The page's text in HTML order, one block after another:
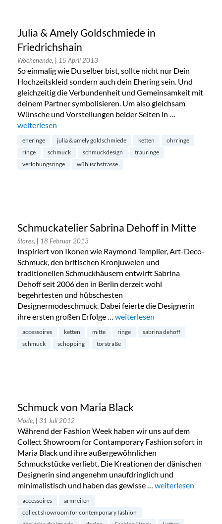
Julia & Amely Goldschmiede in
Friedrichshain
Wochenende, | 15 April 2013
So einmalig wie Du selber bist, sollte nicht nur Dein
Hochzeitskleid sondern auch dein Ehering sein. Und
gleichzeitig die Verbundenheit und Gemeinsamkeit mit
deinem Partner symbolisieren. Um also gleichsam
Wünsche und Vorstellungen beider Seiten in …
„Julia & Amely Goldschmiede in Friedrichshain“
weiterlesen
eheringe julia & amely goldschmiede ketten
ohrringe
ringe
schmuck schmuckdesign
trauringe
verlobungsringe
wühlischstrasse
Schmuckatelier Sabrina Dehoff in Mitte
Stores, | 18 Februar 2013
Inspiriert von Ikonen wie Raymond Templier, Art-Deco-
Schmuck, den britischen Kronjuwelen und
traditionellen Schmuckhäusern entwirft Sabrina
Dehoff seit 2006 den in Berlin derzeit wohl
begehrtesten und hübschesten
Designermodeschmuck. Dabei feierte die Designerin
ihre ersten großen Erfolge … „Schmuckatelier Sabrina
weiterlesen
accessoires ketten mitte ringe
sabrina dehoff
schmuck
schopping torstraße
Schmuck von Maria Black
Mode, | 31 Juli 2012
Während der Fashion Week haben wir uns auf dem
Collect Showroom for Contamporary Fashion sofort in
Maria Black und ihre außergewöhnlichen
Schmuckstücke verliebt. Die Kreationen der dänischen
Designerin sind angenehm unaufdringlich und
minimalistisch und haben das gewisse … „Schmuck von
weiterlesen
accessoires
armreifen
collect showroom for contemporary fashion